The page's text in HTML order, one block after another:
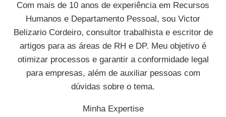
Com mais de 10 anos de experiência em Recursos
Humanos e Departamento Pessoal, sou Victor
Belizario Cordeiro, consultor trabalhista e escritor de
artigos para as áreas de RH e DP. Meu objetivo é
otimizar processos e garantir a conformidade legal
para empresas, além de auxiliar pessoas com
dúvidas sobre o tema.
Minha Expertise